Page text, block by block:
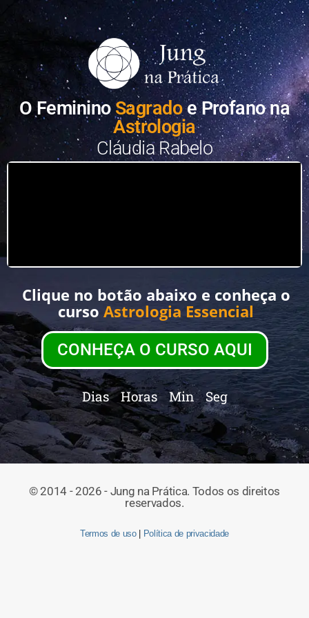
O FemininoSagradoe Profano na
Astrologia
Cláudia Rabelo
Clique no botão abaixo e conheça o
curso Astrologia Essencial
CONHEÇA O CURSO AQUI
Dias Horas Min Seg
© 2014 - 2026 - Jung na Prática. Todos os direitos
reservados.
Termos de uso| Política de privacidade